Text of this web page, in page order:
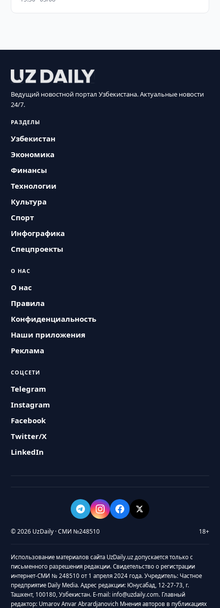
Ведущий новостной портал Узбекистана. Актуальные новости
24/7.
РАЗДЕЛЫ
Узбекистан
Экономика
Финансы
Технологии
Культура
Спорт
Инфографика
Спецпроекты
О НАС
О нас
Правила
Конфиденциальность
Наши приложения
Реклама
СОЦСЕТИ
Telegram
Instagram
Facebook
Twitter/X
LinkedIn
© 2026 UzDaily · СМИ №248510 18+
Использование материалов сайта UzDaily.uz допускается только с
письменного разрешения редакции. Свидетельство о регистрации
интернет-СМИ № 248510 от 1 апреля 2024 года. Учредитель: Частное
предприятие Daily Media. Адрес редакции: Юнусабад, 12-27-73, г.
Ташкент, 100180, Узбекистан. E-mail: info@uzdaily.com. Главный
редактор: Umarov Anvar Abrardjanovich Мнения авторов в публикациях